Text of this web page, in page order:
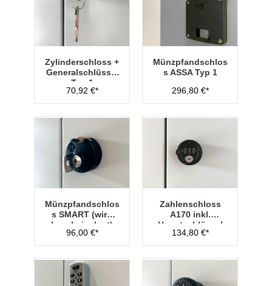
Zylinderschloss +
Generalschlüssel
Typ 1
70,92 €*
Münzpfandschlos
s ASSA Typ 1
296,80 €*
Münzpfandschlos
s SMART (wird
lose beigelegt)
96,00 €*
Zahlenschloss
A170 inkl.
Hauptschlüssel
Typ 1
134,80 €*